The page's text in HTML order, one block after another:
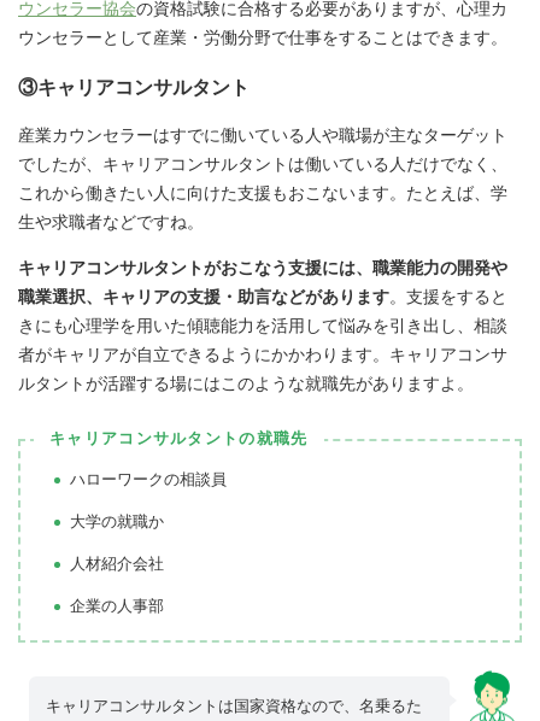
ウンセラー協会の資格試験に合格する必要がありますが、心理カ
ウンセラーとして産業・労働分野で仕事をすることはできます。
③キャリアコンサルタント
産業カウンセラーはすでに働いている人や職場が主なターゲット
でしたが、キャリアコンサルタントは働いている人だけでなく、
これから働きたい人に向けた支援もおこないます。たとえば、学
生や求職者などですね。
キャリアコンサルタントがおこなう支援には、職業能力の開発や
職業選択、キャリアの支援・助言などがあります。支援をすると
きにも心理学を用いた傾聴能力を活用して悩みを引き出し、相談
者がキャリアが自立できるようにかかわります。キャリアコンサ
ルタントが活躍する場にはこのような就職先がありますよ。
キャリアコンサルタントの就職先
ハローワークの相談員
大学の就職か
人材紹介会社
企業の人事部
キャリアコンサルタントは国家資格なので、名乗るた